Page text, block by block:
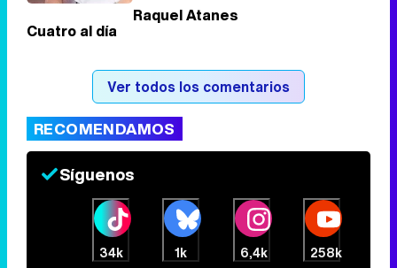
Cuatro al día
Raquel Atanes
Ver todos los comentarios
RECOMENDAMOS
Síguenos
34k 1k 6,4k 258k